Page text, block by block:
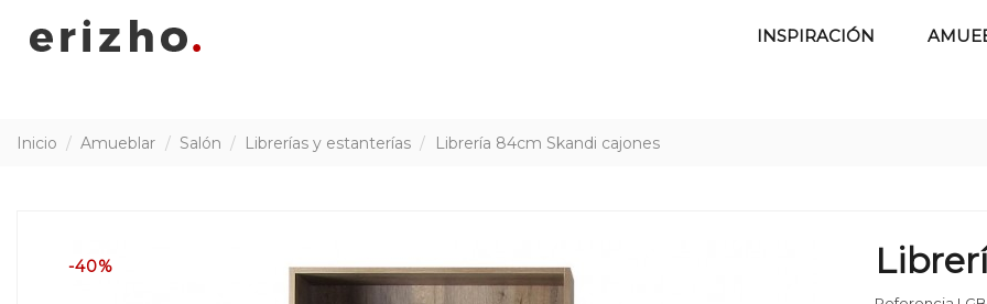
INSPIRACIÓN
Inicio Amueblar Salón Librerías y estanterías Librería 84cm Skandi cajones
-40%